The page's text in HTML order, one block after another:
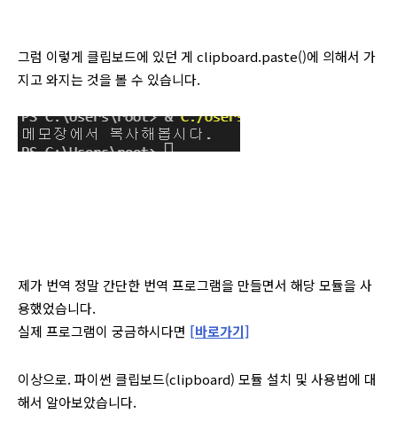
그럼 이렇게 클립보드에 있던 게 clipboard.paste()에 의해서 가
지고 와지는 것을 볼 수 있습니다.
제가 번역 정말 간단한 번역 프로그램을 만들면서 해당 모듈을 사
용했었습니다.
실제 프로그램이 궁금하시다면 [바로가기]
이상으로. 파이썬 클립보드(clipboard) 모듈 설치 및 사용법에 대
해서 알아보았습니다.